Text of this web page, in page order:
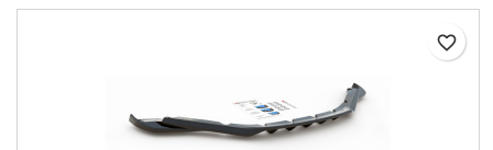
favorite_border